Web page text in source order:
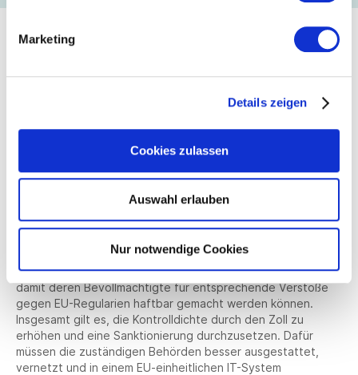
Marketing
Details zeigen
Cookies zulassen
Auswahl erlauben
Nur notwendige Cookies
Europäisches Maßnahmenpaket
Südwesttextil fordert ein konsolidiertes europäisches
Vorgehen. Nur so können regulatorische Lücken dauerhaft in
allen Bereichen geschlossen werden. Neben der zeitnahen
Änderung des Unionszollkodexes, müssen E-Commerce-
werden können. Dafür ist erforderlich, dass ihre Pflichten
auf die volle Haftung für Konformität ausgeweitet und ein
fordert Südwesttextil, dass eine entsprechende Kaution
hinterlegt wird oder eine Versicherung in der EU existiert,
damit deren Bevollmächtigte für entsprechende Verstöße
gegen EU-Regularien haftbar gemacht werden können.
Insgesamt gilt es, die Kontrolldichte durch den Zoll zu
erhöhen und eine Sanktionierung durchzusetzen. Dafür
müssen die zuständigen Behörden besser ausgestattet,
vernetzt und in einem EU-einheitlichen IT-System